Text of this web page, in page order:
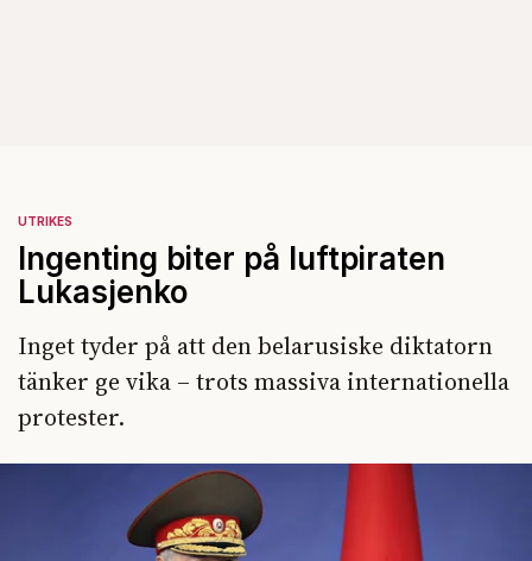
UTRIKES
Ingenting biter på luftpiraten
Lukasjenko
Inget tyder på att den belarusiske diktatorn
tänker ge vika – trots massiva internationella
protester.